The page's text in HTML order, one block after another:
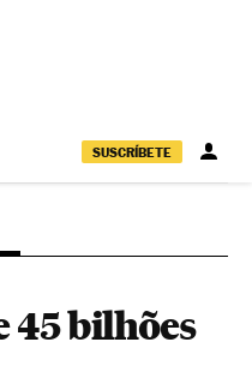
SUSCRÍBETE
45 bilhões